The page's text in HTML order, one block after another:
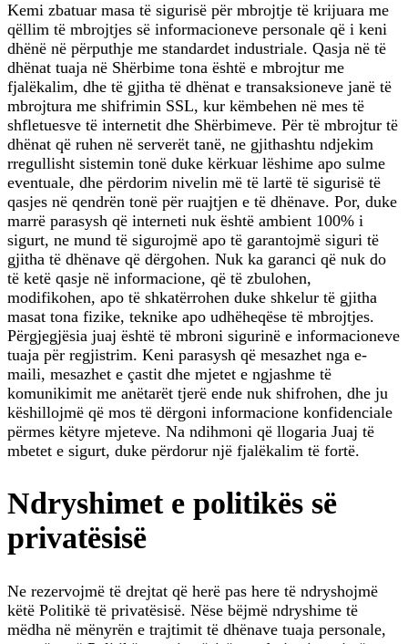
Kemi zbatuar masa të sigurisë për mbrojtje të krijuara me
qëllim të mbrojtjes së informacioneve personale që i keni
dhënë në përputhje me standardet industriale. Qasja në të
dhënat tuaja në Shërbime tona është e mbrojtur me
fjalëkalim, dhe të gjitha të dhënat e transaksioneve janë të
mbrojtura me shifrimin SSL, kur këmbehen në mes të
shfletuesve të internetit dhe Shërbimeve. Për të mbrojtur të
dhënat që ruhen në serverët tanë, ne gjithashtu ndjekim
rregullisht sistemin tonë duke kërkuar lëshime apo sulme
eventuale, dhe përdorim nivelin më të lartë të sigurisë të
qasjes në qendrën tonë për ruajtjen e të dhënave. Por, duke
marrë parasysh që interneti nuk është ambient 100% i
sigurt, ne mund të sigurojmë apo të garantojmë siguri të
gjitha të dhënave që dërgohen. Nuk ka garanci që nuk do
të ketë qasje në informacione, që të zbulohen,
modifikohen, apo të shkatërrohen duke shkelur të gjitha
masat tona fizike, teknike apo udhëheqëse të mbrojtjes.
Përgjegjësia juaj është të mbroni sigurinë e informacioneve
tuaja për regjistrim. Keni parasysh që mesazhet nga e-
maili, mesazhet e çastit dhe mjetet e ngjashme të
komunikimit me anëtarët tjerë ende nuk shifrohen, dhe ju
këshillojmë që mos të dërgoni informacione konfidenciale
përmes këtyre mjeteve. Na ndihmoni që llogaria Juaj të
mbetet e sigurt, duke përdorur një fjalëkalim të fortë.
Ndryshimet e politikës së
privatësisë
Ne rezervojmë të drejtat që herë pas here të ndryshojmë
këtë Politikë të privatësisë. Nëse bëjmë ndryshime të
mëdha në mënyrën e trajtimit të dhënave tuaja personale,